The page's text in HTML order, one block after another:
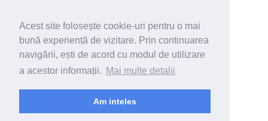
Acest site folosește cookie-uri pentru o mai
bună experiență de vizitare. Prin continuarea
navigării, ești de acord cu modul de utilizare
a acestor informații. Mai multe detalii
Am inteles